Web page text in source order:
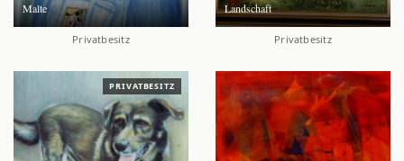
Malte
Privatbesitz
Landschaft
Privatbesitz
PRIVATBESITZ